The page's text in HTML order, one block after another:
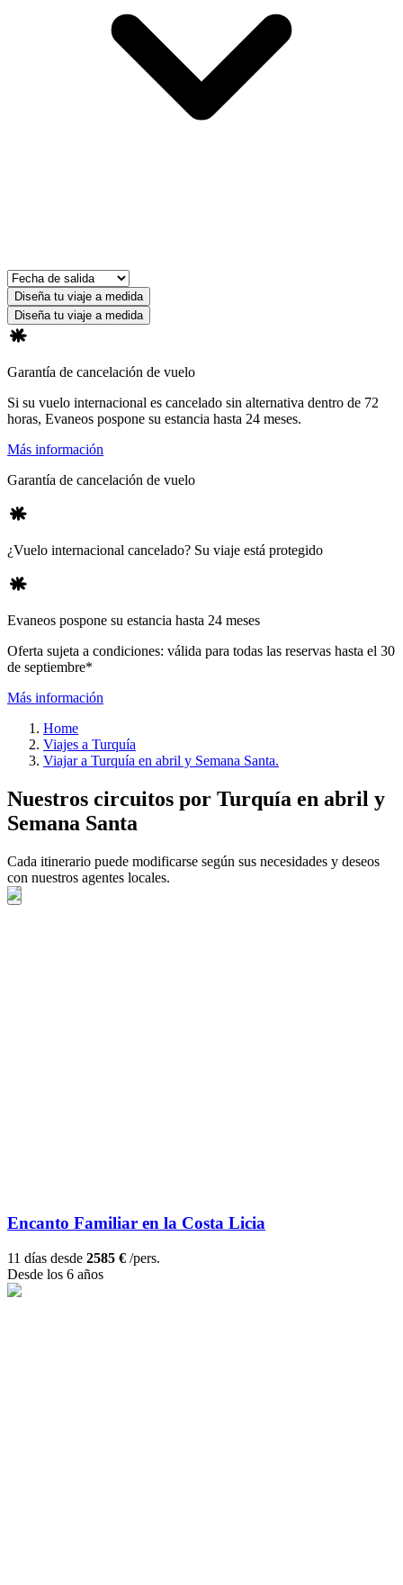
Diseña tu viaje a medida
Diseña tu viaje a medida
Garantía de cancelación de vuelo
Si su vuelo internacional es cancelado sin alternativa dentro de 72
horas, Evaneos pospone su estancia hasta 24 meses.
Más información
Garantía de cancelación de vuelo
¿Vuelo internacional cancelado? Su viaje está protegido
Evaneos pospone su estancia hasta 24 meses
Oferta sujeta a condiciones: válida para todas las reservas hasta el 30
de septiembre*
Más información
Home
Viajes a Turquía
Viajar a Turquía en abril y Semana Santa.
Nuestros circuitos por Turquía en abril y
Semana Santa
Cada itinerario puede modificarse según sus necesidades y deseos
con nuestros agentes locales.
Encanto Familiar en la Costa Licia
11 días desde 2585 € /pers.
Desde los 6 años